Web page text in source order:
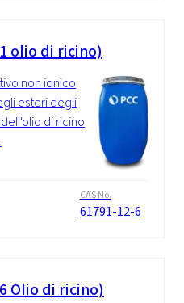
olio di ricino)
non ionico
esteri degli
di ricino
CAS No.
61791-12-6
Olio di ricino)